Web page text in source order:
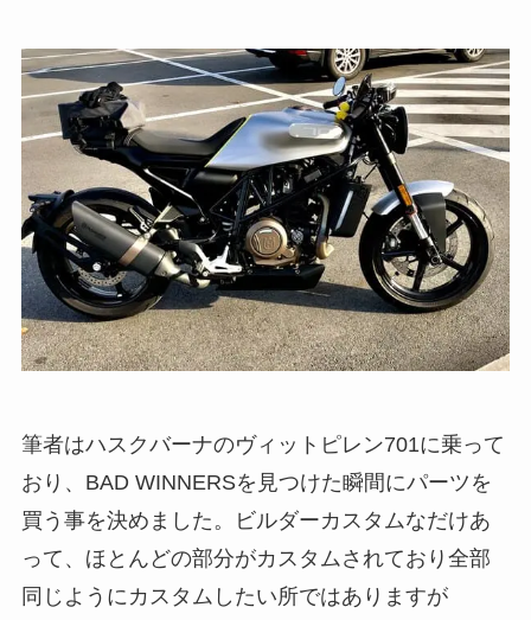
筆者はハスクバーナのヴィットピレン701に乗って
おり、BAD WINNERSを見つけた瞬間にパーツを
買う事を決めました。ビルダーカスタムなだけあ
って、ほとんどの部分がカスタムされており全部
同じようにカスタムしたい所ではありますが